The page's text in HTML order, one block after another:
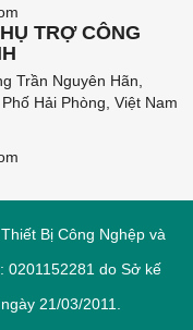
TRỢ CÔNG
Trần Nguyên Hãn,
Hải Phòng, Việt Nam
Bị Công Nghệp và
0201152281 do Sở kế
21/03/2011.